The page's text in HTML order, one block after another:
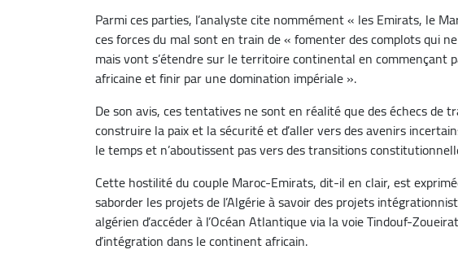
Parmi ces parties, l’analyste cite nommément « les Emirats, le
ces forces du mal sont en train de « fomenter des complots qui
mais vont s’étendre sur le territoire continental en commençant
africaine et finir par une domination impériale ».
De son avis, ces tentatives ne sont en réalité que des échecs de
construire la paix et la sécurité et d’aller vers des avenirs
le temps et n’aboutissent pas vers des transitions
Cette hostilité du couple Maroc-Emirats, dit-il en clair, est
saborder les projets de l’Algérie à savoir des projets
algérien d’accéder à l’Océan Atlantique via la voie Tindouf-
d’intégration dans le continent africain.